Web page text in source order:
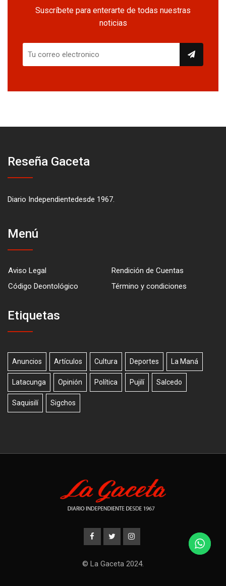
Suscríbete para enterarte de todas nuestras
noticias
Reseña Gaceta
Diario Independientedesde 1967.
Menú
Aviso Legal
Rendición de Cuentas
Código Deontológico
Término y condiciones
Etiquetas
Anuncios Artículos Cultura Deportes La Maná
Latacunga Opinión Política Pujilí Salcedo
Saquisilí Sigchos
© La Gaceta 2024.